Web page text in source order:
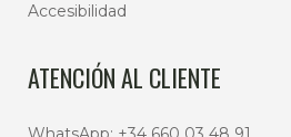
Accesibilidad
ATENCIÓN AL CLIENTE